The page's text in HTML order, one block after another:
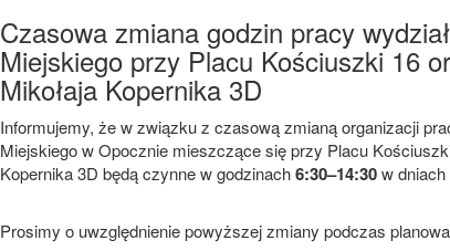
Czasowa zmiana godzin pracy
Miejskiego przy Placu Kościuszki 16
Mikołaja Kopernika 3D
Informujemy, że w związku z czasową zmianą organizacji
Miejskiego w Opocznie mieszczące się przy Placu
Kopernika 3D będą czynne w godzinach6:30–14:30w dniach
Prosimy o uwzględnienie powyższej zmiany podczas